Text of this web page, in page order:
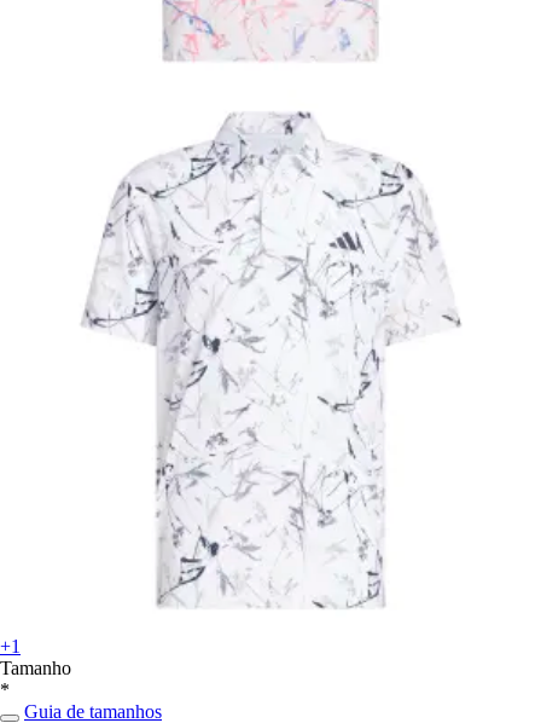
+1
Tamanho
*
Guia de tamanhos